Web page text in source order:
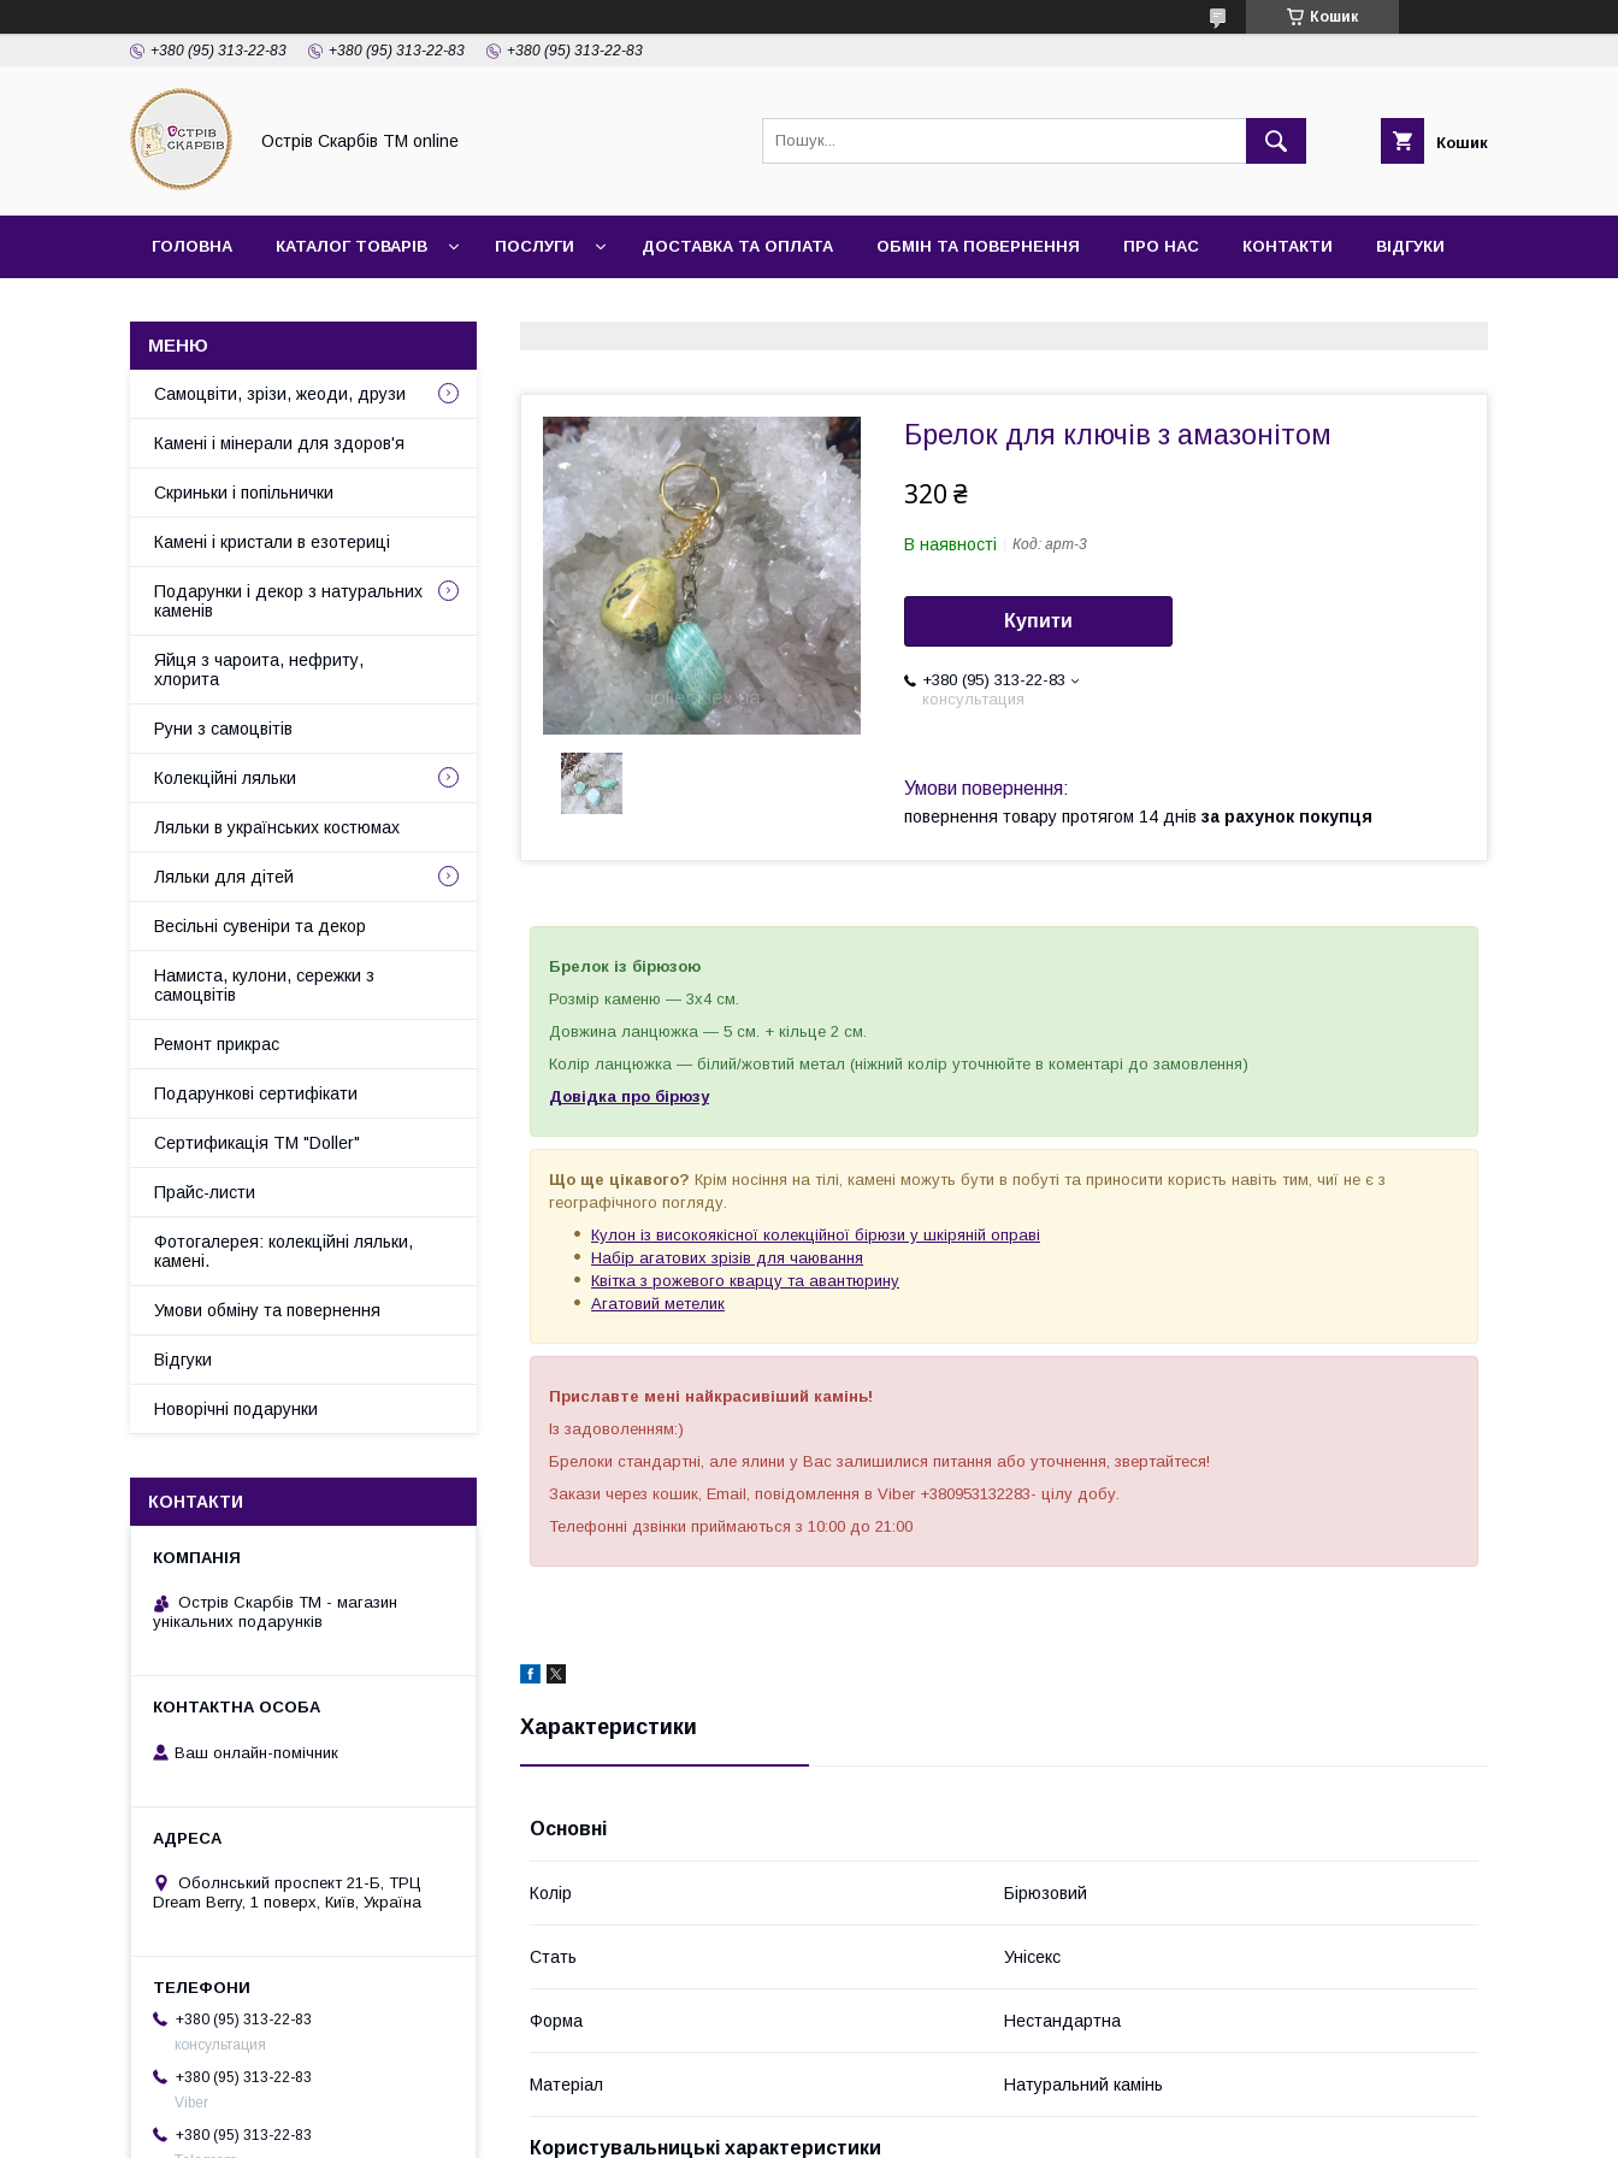
Кошик
+380 (95) 313-22-83 +380 (95) 313-22-83 +380 (95) 313-22-83
Острів Скарбів TM online Кошик
ГОЛОВНА КАТАЛОГ ТОВАРІВ ПОСЛУГИ ДОСТАВКА ТА ОПЛАТА ОБМІН ТА ПОВЕРНЕННЯ ПРО НАС КОНТАКТИ ВІДГУКИ
Брелок для ключів з амазонітом
320 ₴
В наявності Код: арт-3
Купити
+380 (95) 313-22-83
консультация
повернення товару протягом 14 днів за рахунок покупця
Брелок із бірюзою
Розмір каменю — 3х4 см.
Довжина ланцюжка — 5 см. + кільце 2 см.
Колір ланцюжка — білий/жовтий метал (ніжний колір уточнюйте в коментарі до замовлення)
Довідка про бірюзу
Що ще цікавого? Крім носіння на тілі, камені можуть бути в побуті та приносити користь навіть тим, чиї не є з
географічного погляду.
Кулон із високоякісної колекційної бірюзи у шкіряній оправі
Набір агатових зрізів для чаювання
Квітка з рожевого кварцу та авантюрину
Агатовий метелик
Приславте мені найкрасивіший камінь!
Із задоволенням:)
Брелоки стандартні, але ялини у Вас залишилися питання або уточнення, звертайтеся!
Закази через кошик, Email, повідомлення в Viber +380953132283- цілу добу.
Телефонні дзвінки приймаються з 10:00 до 21:00
Характеристики
Основні
Колір Бірюзовий
Стать Унісекс
Форма Нестандартна
Матеріал Натуральний камінь
Користувальницькі характеристики
Самоцвіти, зрізи, жеоди, друзи
Камені і мінерали для здоров'я
Скриньки і попільнички
Камені і кристали в езотериці
Подарунки і декор з натуральних
каменів
Яйця з чароита, нефриту,
хлорита
Руни з самоцвітів
Колекційні ляльки
Ляльки в українських костюмах
Ляльки для дітей
Весільні сувеніри та декор
Намиста, кулони, сережки з
самоцвітів
Ремонт прикрас
Подарункові сертифікати
Сертификація ТМ "Doller"
Прайс-листи
Фотогалерея: колекційні ляльки,
камені.
Умови обміну та повернення
Відгуки
Новорічні подарунки
КОНТАКТИ
Острів Скарбів ТМ - магазин
унікальних подарунків
Ваш онлайн-помічник
Оболнський проспект 21-Б, ТРЦ
Dream Berry, 1 поверх, Київ, Україна
+380 (95) 313-22-83
консультация
+380 (95) 313-22-83
Viber
+380 (95) 313-22-83